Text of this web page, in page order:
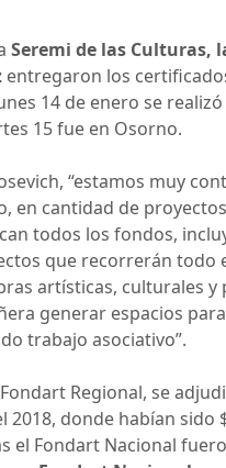
Seremi de las Culturas,
entregaron los
14 de enero se
15 fue en Osorno.
“estamos muy
en cantidad de
todos los fondos,
que recorrerán todo
artísticas, culturales
generar espacios
trabajo asociativo”.
Regional, se
donde habían
el Fondart Nacional